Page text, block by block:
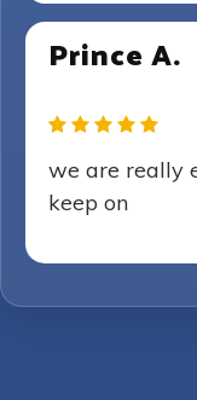
Prince A.
we are really
keep on